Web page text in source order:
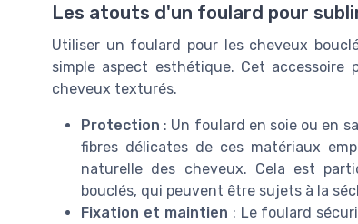
Les atouts d'un foulard pour
Utiliser un foulard pour les cheveux
simple aspect esthétique. Cet accessoire
cheveux texturés.
Protection : Un foulard en soie ou en
fibres délicates de ces matériaux
naturelle des cheveux. Cela est
bouclés, qui peuvent être sujets à la
Fixation et maintien : Le foulard